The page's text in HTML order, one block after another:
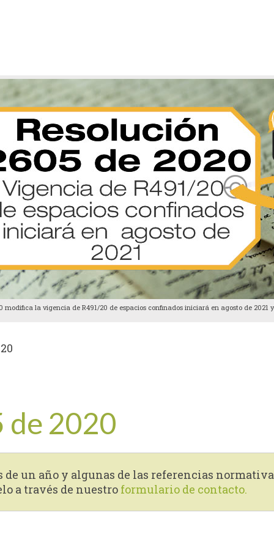
modifica la vigencia de R491/20 de espacios confinados iniciará en agosto de 2021
de 2020
un año y algunas de las referencias
a través de nuestro formulario de contacto.